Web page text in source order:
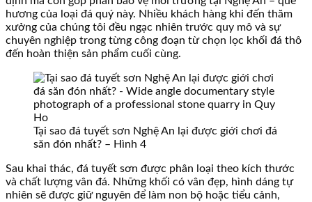
hương của loại đá quý này. Nhiều khách hàng khi đến thăm
xưởng của chúng tôi đều ngạc nhiên trước quy mô và sự
chuyên nghiệp trong từng công đoạn từ chọn lọc khối đá thô
đến hoàn thiện sản phẩm cuối cùng.
Tại sao đá tuyết sơn Nghệ An lại được giới chơi đá
săn đón nhất? – Hình 4
Sau khai thác, đá tuyết sơn được phân loại theo kích thước
và chất lượng vân đá. Những khối có vân đẹp, hình dáng tự
nhiên sẽ được giữ nguyên để làm non bộ hoặc tiểu cảnh,